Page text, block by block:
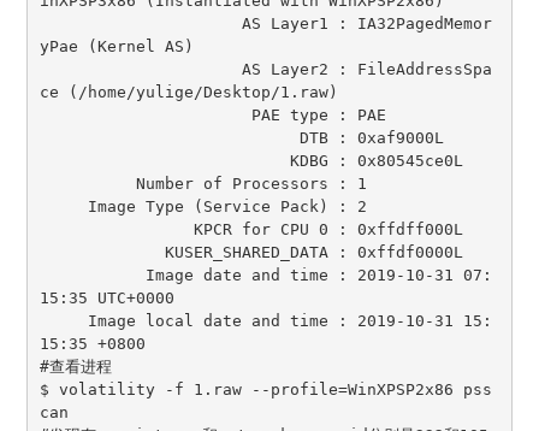
AS Layer1 : IA32PagedMemor
yPae (Kernel AS)
AS Layer2 : FileAddressSpa
ce (/home/yulige/Desktop/1.raw)
PAE type : PAE
DTB : 0xaf9000L
KDBG : 0x80545ce0L
Number of Processors : 1
Image Type (Service Pack) : 2
KPCR for CPU 0 : 0xffdff000L
KUSER_SHARED_DATA : 0xffdf0000L
Image date and time : 2019-10-31 07:
15:35 UTC+0000
Image local date and time : 2019-10-31 15:
15:35 +0800
#查看进程
$ volatility -f 1.raw --profile=WinXPSP2x86 pss
can